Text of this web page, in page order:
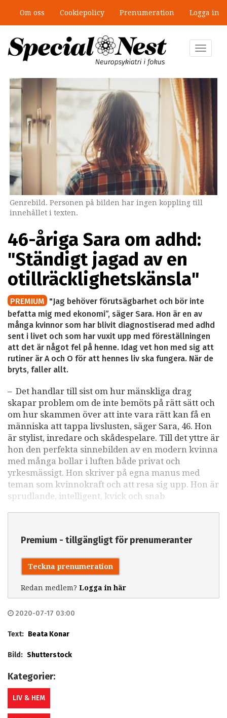
huvudinnehåll
Om oss Cookiepolicy Prenumeration Logga in
Toggle
Genrebild. Personen på bilden har ingen koppling till
innehållet i texten.
46-åriga Sara om adhd:
"Ständigt jagad av en
otillräcklighetskänsla"
PREMIUM "Jag behöver förutsägbarhet och bör inte
befatta mig med ekonomi”, säger Sara. Hon är en av
många kvinnor som har blivit diagnostiserad med adhd
sent i livet och som har vuxit upp med föreställningen
att det är något fel på henne. Idag vet hon med sig att
rutiner är A och O för att hennes liv ska fungera. När de
bryts, faller allt.
– Det handlar till sist om hur mänskliga drag
skapar problem om de inte bemöts på rätt sätt och
om hur skammen över att inte vara rätt kan få en
människa att tappa livslusten, säger Sara, 46. Hon
är stylist, inredare och skådespelare. Till det yttre är
hon den perfekta sinnebilden av en modern kvinna
med många bollar i luften både privat och
yrkesmässigt. Hon skriver på egna manus med
teman som kvinnokraft och att resa sig upp. Hon är
sprudlande, intelligent, kvick och snab
Premium - tillgängligt för prenumeranter
Teckna prenumeration
Redan medlem? Logga in här
2020-07-17 03:00
Text: Beata Konar
Bild: Shutterstock
Kategorier:
LIV & HEM
”Jobbet gick bra – just därför togs
stödet bort”